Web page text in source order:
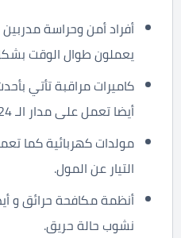
أفراد أمن وحراسة
يعملون طوال الوقت
كاميرات مراقبة تأتي
أيضا تعمل على مدار الـ 24 ساعة.
مولدات كهربائية كما
التيار عن المول.
أنظمة مكافحة حرائق و
نشوب حالة حريق.